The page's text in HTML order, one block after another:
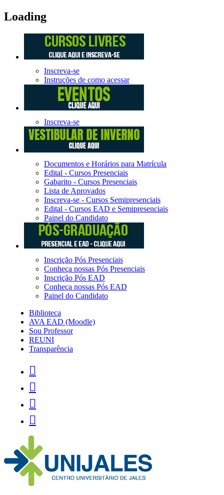
Loading
Inscreva-se
Instruções de como acessar
Inscreva-se
Documentos e Horários para Matrícula
Edital - Cursos Presenciais
Gabarito - Cursos Presenciais
Lista de Aprovados
Inscreva-se - Cursos Semipresenciais
Edital - Cursos EAD e Semipresenciais
Painel do Candidato
Inscrição Pós Presenciais
Conheça nossas Pós Presenciais
Inscrição Pós EAD
Conheça nossas Pós EAD
Painel do Candidato
Biblioteca
AVA EAD (Moodle)
Sou Professor
REUNI
Transparência



